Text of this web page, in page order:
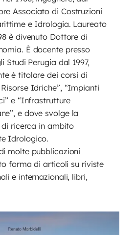
Associato di Costruzioni
e Idrologia. Laureato
è divenuto Dottore di
È docente presso
Studi Perugia dal 1997,
è titolare dei corsi di
Idriche”, “Impianti
e “Infrastrutture
e dove svolge la
ricerca in ambito
Idrologico.
molte pubblicazioni
forma di articoli su riviste
e internazionali, libri,